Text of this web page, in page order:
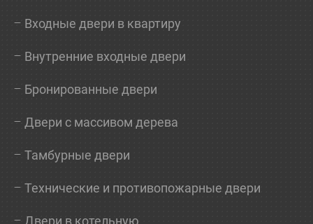
Входные двери в квартиру
Внутренние входные двери
Бронированные двери
Двери с массивом дерева
Тамбурные двери
Технические и противопожарные двери